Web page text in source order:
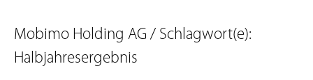
i
o
Mobimo Holding AG / Schlagwort(e):
Halbjahresergebnis